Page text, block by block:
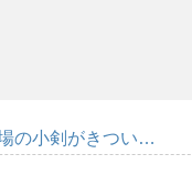
の小剣がきつい…